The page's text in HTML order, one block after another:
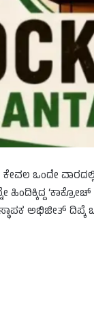
ಕೇವಲ ಒಂದೇ
‘ಕಾಕ್ರೋಚ್
ಅಭಿಜೀತ್ ದಿಪ್ಕೆ